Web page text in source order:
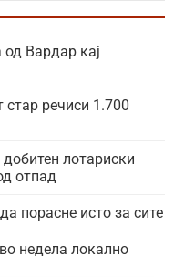
Вардар кај
речиси 1.700
лотариски
отпад
порасне исто за сите
недела локално